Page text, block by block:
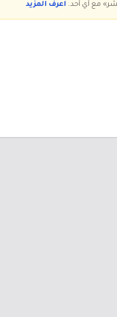
مع أي أحد. اعرف المزيد